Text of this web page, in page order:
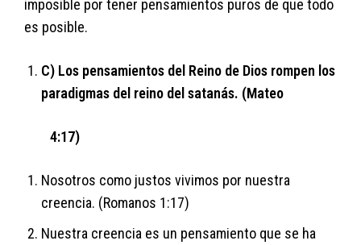
imposible por tener pensamientos puros de que todo
es posible.
C) Los pensamientos del Reino de Dios rompen los
paradigmas del reino del satanás. (Mateo
4:17)
Nosotros como justos vivimos por nuestra
creencia. (Romanos 1:17)
Nuestra creencia es un pensamiento que se ha